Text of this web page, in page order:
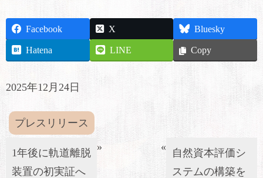
Facebook X
Bluesky
Hatena
LINE Copy
2025年12月24日
プレスリリース
1年後に軌道離脱
装置の初実証へ
» «
自然資本評価シ
ステムの構築を